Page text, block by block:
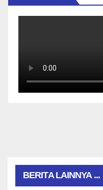
BERITA LAINNYA ...